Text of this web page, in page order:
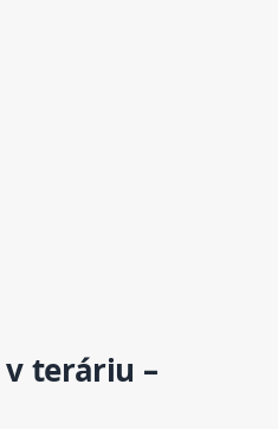
v teráriu –